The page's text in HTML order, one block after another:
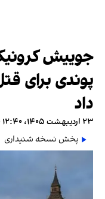
پوندی برای
داد
۲۳ اردیبهشت ۱۴۰۵، ۱۲:۴۰ (‎+۱ گرینویچ)
پخش نسخه شنیداری